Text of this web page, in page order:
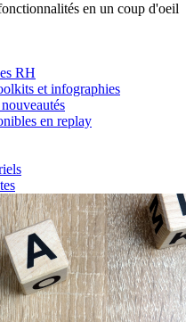
en un coup d'oeil
RH
et infographies
en replay